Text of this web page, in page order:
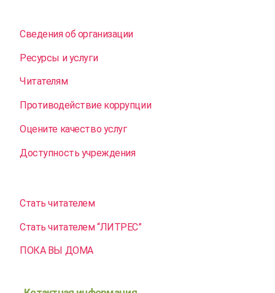
Сведения об организации
Ресурсы и услуги
Читателям
Противодействие коррупции
Оцените качество услуг
Доступность учреждения
Стать читателем
Стать читателем “ЛИТРЕС”
ПОКА ВЫ ДОМА